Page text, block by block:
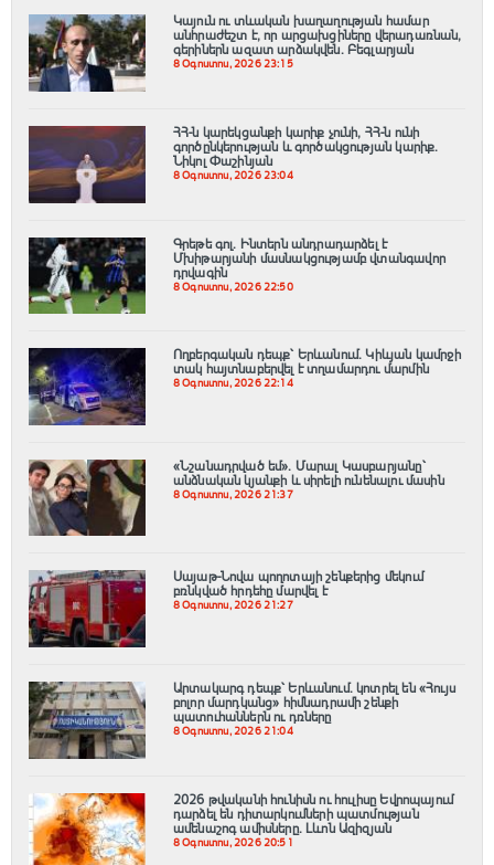
Կայուն ու տևական խաղաղության համար
անհրաժեշտ է, որ արցախցիները վերադառնան,
գերիներն ազատ արձակվեն․ Բեգլարյան
8 Օգոստոս, 2026 23:15
ՀՀ-ն կարեկցանքի կարիք չունի, ՀՀ-ն ունի
գործընկերության և գործակցության կարիք․
Նիկոլ Փաշինյան
8 Օգոստոս, 2026 23:04
Գրեթե գոլ. Ինտերն անդրադարձել է
Մխիթարյանի մասնակցությամբ վտանգավոր
դրվագին
8 Օգոստոս, 2026 22:50
Ողբերգական դեպք՝ Երևանում․ Կիևյան կամրջի
տակ հայտնաբերվել է տղամարդու մարմին
8 Օգոստոս, 2026 22:14
«Նշանադրված եմ». Մարալ Կասբարյանը՝
անձնական կյանքի և սիրելի ունենալու մասին
8 Օգոստոս, 2026 21:37
Սայաթ-Նովա պողոտայի շենքերից մեկում
բռնկված հրդեհը մարվել է
8 Օգոստոս, 2026 21:27
Արտակարգ դեպք՝ Երևանում․ կոտրել են «Հույս
բոլոր մարդկանց» հիմնադրամի շենքի
պատուհաններն ու դռները
8 Օգոստոս, 2026 21:04
2026 թվականի հունիսն ու հուլիսը Եվրոպայում
դարձել են դիտարկումների պատմության
ամենաշոգ ամիսները․ Լևոն Ազիզյան
8 Օգոստոս, 2026 20:51